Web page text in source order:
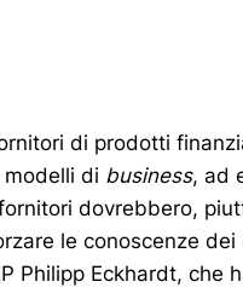
di prodotti
di business, ad
dovrebbero,
le conoscenze
Philipp Eckhardt, che